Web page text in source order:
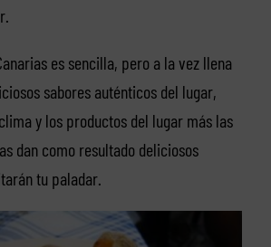
es sencilla, pero a la vez llena
sabores auténticos del lugar,
y los productos del lugar más las
dan como resultado deliciosos
tu paladar.